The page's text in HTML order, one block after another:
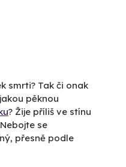
smrti? Tak či onak
pěknou
? Žije příliš ve stínu
se
přesně podle